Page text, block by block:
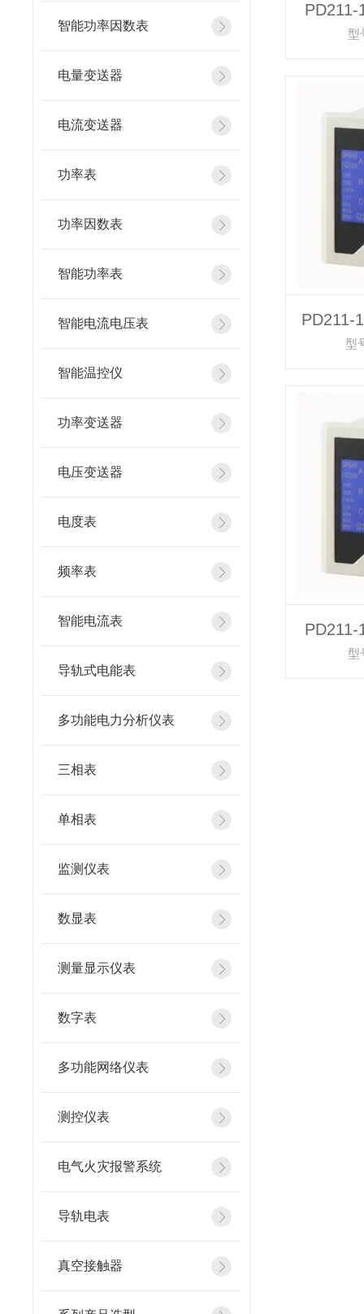
智能功率因数表
电量变送器
电流变送器
功率表
功率因数表
智能功率表
智能电流电压表
智能温控仪
功率变送器
电压变送器
电度表
频率表
智能电流表
导轨式电能表
多功能电力分析仪表
三相表
单相表
监测仪表
数显表
测量显示仪表
数字表
多功能网络仪表
测控仪表
电气火灾报警系统
导轨电表
真空接触器
PD211-
型
PD211-
型
PD211-
型